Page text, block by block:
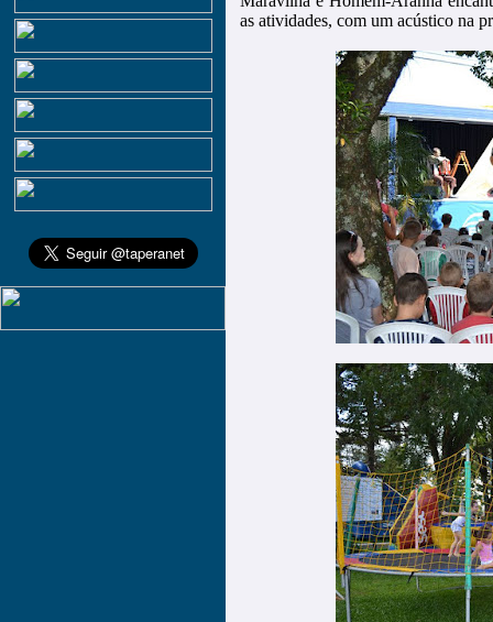
as atividades, com um acústico na